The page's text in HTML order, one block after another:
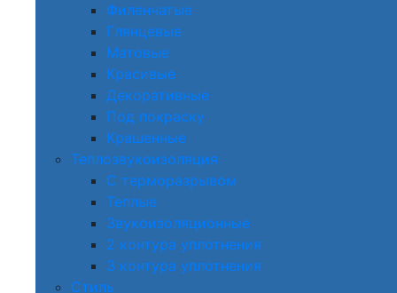
Филенчатые
Глянцевые
Матовые
Красивые
Декоративные
Под покраску
Крашенные
Теплозвукоизоляция
С терморазрывом
Теплые
Звукоизоляционные
2 контура уплотнения
3 контура уплотнения
Стиль